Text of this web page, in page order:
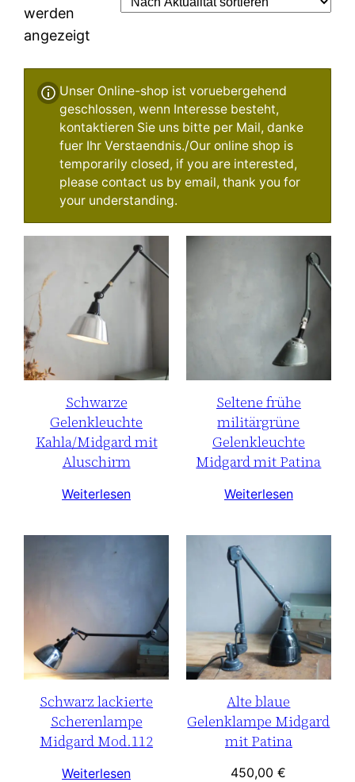
werden
angezeigt
Unser Online-shop ist voruebergehend
geschlossen, wenn Interesse besteht,
kontaktieren Sie uns bitte per Mail, danke
fuer Ihr Verstaendnis./Our online shop is
temporarily closed, if you are interested,
please contact us by email, thank you for
your understanding.
Schwarze
Gelenkleuchte
Kahla/Midgard mit
Aluschirm
Weiterlesen
Seltene frühe
militärgrüne
Gelenkleuchte
Midgard mit Patina
Weiterlesen
Schwarz lackierte
Scherenlampe
Midgard Mod.112
Weiterlesen
Alte blaue
Gelenklampe Midgard
mit Patina
450,00€